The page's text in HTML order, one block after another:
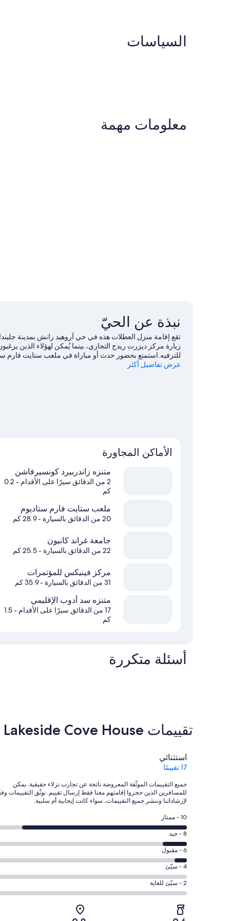
السياسات
معلومات مهمة
نبذة عن الحيّ
تقع إقامة منزل العطلات هذه في حي آروهيد رانش بمدينة
زيارة مركز ديزرت ريدج التجاري، بينما يُمكن لهؤلاء الذين
للترفيه.استمتع بحضور حدث أو مباراة في ملعب ستايت فارم
ملاهي سيكس فلاجز هوريكاين هاربر فينيكس.
عرض تفاصيل أكثر
الأماكن المجاورة
متنزه زاندربيرد كونسيرفاشن
2 من الدقائق سيرًا على الأقدام
- 0.2
كم
ملعب ستايت فارم ستاديوم
20 من الدقائق بالسيارة - 28.9 كم
جامعة غراند كانيون
22 من الدقائق بالسيارة - 25.5 كم
مركز فينيكس للمؤتمرات
31 من الدقائق بالسيارة - 35.9 كم
متنزه سد أدوب الإقليمي
17 من الدقائق سيرًا على الأقدام
- 1.5
كم
أسئلة متكررة
تقييمات ⁦Scenic Lakeside Cove House⁩
التقييمات
استثنائي
17 تقييمًا
جميع التقييمات الموثّقة المعروضة ناتجة عن تجارب نزلاء حقيقية. يمكن
للمسافرين الذين حجزوا إقامتهم معنا فقط إرسال تقييم. نوثّق التقييمات
لإرشاداتنا وننشر جميع التقييمات، سواء كانت إيجابية أم سلبية.
درجة
التصنيف
10
-
ممتاز.
14
من
أصل
17
من
10 - ممتاز
درجة
التصنيف
8
-
جيد.
2
من
أصل
8 - جيد
درجة
التصنيف
6
-
مقبول.
من
6 - مقبول
درجة
التصنيف
4
سيّئ.
4 - سيّئ
درجة
التصنيف
2
-
2 - سيّئ للغاية